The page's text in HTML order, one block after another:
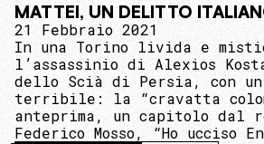
MATTEI, UN DELITTO
21 Febbraio 2021
In una Torino livida e
l’assassinio di Alexios
dello Scià di Persia, con
terribile: la “cravatta
anteprima, un capitolo dal
Federico Mosso, “Ho ucciso